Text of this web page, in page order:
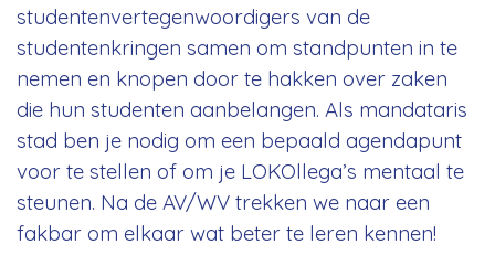
studentenvertegenwoordigers van de
studentenkringen samen om standpunten in te
nemen en knopen door te hakken over zaken
die hun studenten aanbelangen. Als mandataris
stad ben je nodig om een bepaald agendapunt
voor te stellen of om je LOKOllega’s mentaal te
steunen. Na de AV/WV trekken we naar een
fakbar om elkaar wat beter te leren kennen!